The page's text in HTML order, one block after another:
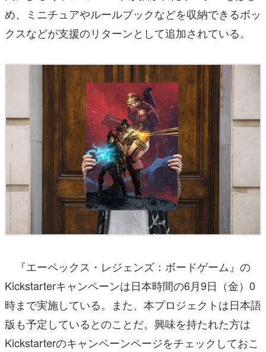
め、ミニチュアやルールブックなどを収納できるボッ
クスなどが支援のリターンとして追加されている。
『エーペックス・レジェンズ：ボードゲーム』の
Kickstarterキャンペーンは日本時間の6月9日（金）0
時まで実施している。また、本プロジェクトは日本語
版も予定しているとのことだ。興味を持たれた方は
Kickstarterのキャンペーンページをチェックしておこ